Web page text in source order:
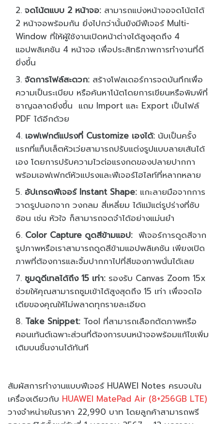
จดโน้ตแบบ 2 หน้าจอ: สามารถแบ่งหน้าจอจดโน้ตได้
2 หน้าจอพร้อมกัน ยิ่งไปกว่านั้นยังมีฟีเจอร์ Multi-
Window ที่ให้ผู้ใช้งานเปิดหน้าต่างได้สูงสุดถึง 4
แอปพลิเคชัน 4 หน้าจอ เพื่อประสิทธิภาพการทำงานที่ดี
ยิ่งขึ้น
จัดการไฟล์สะดวก: สร้างโฟลเดอร์การจดบันทึกเพื่อ
ความเป็นระเบียบ หรือค้นหาโน้ตโดยการเขียนหรือพิมพ์ที่
ชาญฉลาดยิ่งขึ้น แถม Import และ Export เป็นไฟล์
PDF ได้อีกด้วย
เอฟเฟกต์แปรงที่ Customize เองได้: นับเป็นครั้ง
แรกที่แท็บเล็ตหัวเว่ยสามารถปรับแต่งรูปแบบลายเส้นได้
เอง โดยการปรับความไวต่อแรงกดของปลายปากกา
พร้อมเอฟเฟกต์หัวแปรงและฟีเจอร์ไฮไลท์ที่หลากหลาย
อัปเกรดฟีเจอร์ Instant Shape: แกะลายมือจากการ
วาดรูปนอกจาก วงกลม สี่เหลี่ยม ได้แม้แต่รูปร่างที่ซับ
ซ้อน เช่น หัวใจ ก็สามารถจดจำได้อย่างแม่นยำ
Color Capture ดูดสีข้ามแอป: ฟีเจอร์การดูดสีจาก
รูปภาพหรือเราสามารถดูดสีข้ามแอปพลิเคชัน เพียงเปิด
ภาพที่ต้องการและจิ้มปากกาไปที่สีของภาพนั่นได้เลย
ซูมดูดีเทลได้ถึง 15 เท่า: รองรับ Canvas Zoom 15x
ช่วยให้คุณสามารถซูมเข้าได้สูงสุดถึง 15 เท่า เพื่อจดไอ
เดียของคุณให้ไม่พลาดทุกรายละเอียด
Take Snippet: Tool ที่สามารถเลือกตัดภาพหรือ
คอนเท้นต์เฉพาะส่วนที่ต้องการบนหน้าจอพร้อมแก้ไขเพิ่ม
เติมบนชิ้นงานได้ทันที
สัมผัสการทำงานแบบฟีเจอร์ HUAWEI Notes ครบจบใน
เครื่องเดียวกับ HUAWEI MatePad Air (8+256GB LTE)
วางจำหน่ายในราคา 22,990 บาท โดยลูกค้าสามารถพรี